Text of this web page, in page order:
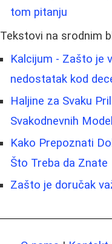
tom pitanju
Tekstovi na srodnim
Kalcijum - Zašto je
nedostatak kod
Haljine za Svaku
Svakodnevnih
Kako Prepoznati
Što Treba da Znate
Zašto je doručak